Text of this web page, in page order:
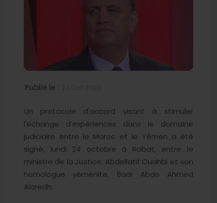
Publié le :
Un protocole d'accord visant à stimuler
l'échange d’expériences dans le domaine
judiciaire entre le Maroc et le Yémen a été
signé, lundi 24 octobre à Rabat, entre le
ministre de la Justice, Abdellatif Ouahbi et son
homologue yéménite, Badr Abdo Ahmed
Alaredh.